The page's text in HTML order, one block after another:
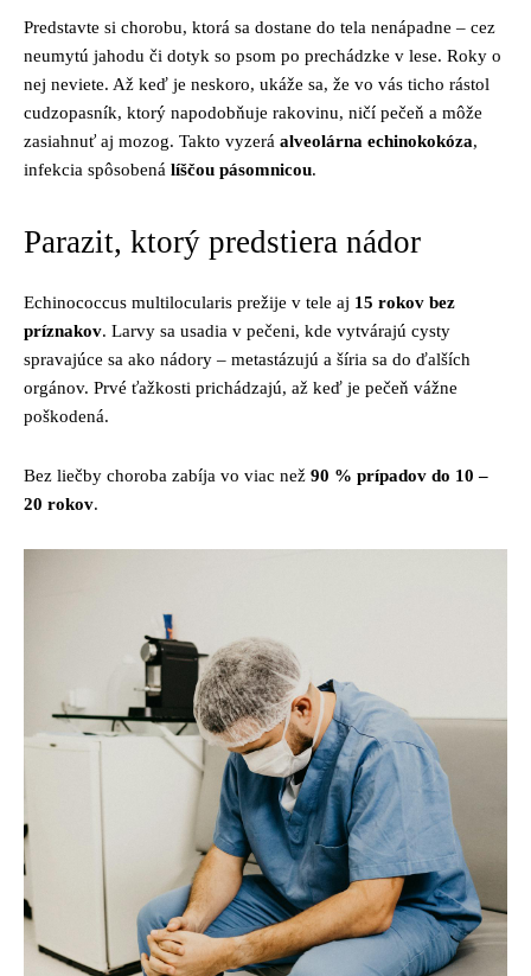
Predstavte si chorobu, ktorá sa dostane do tela nenápadne – cez
neumytú jahodu či dotyk so psom po prechádzke v lese. Roky o
nej neviete. Až keď je neskoro, ukáže sa, že vo vás ticho rástol
cudzopasník, ktorý napodobňuje rakovinu, ničí pečeň a môže
zasiahnuť aj mozog. Takto vyzerá alveolárna echinokokóza,
infekcia spôsobená líščou pásomnicou.
Parazit, ktorý predstiera nádor
Echinococcus multilocularis prežije v tele aj 15 rokov bez
príznakov. Larvy sa usadia v pečeni, kde vytvárajú cysty
spravajúce sa ako nádory – metastázujú a šíria sa do ďalších
orgánov. Prvé ťažkosti prichádzajú, až keď je pečeň vážne
poškodená.
Bez liečby choroba zabíja vo viac než 90 % prípadov do 10 –
20 rokov.